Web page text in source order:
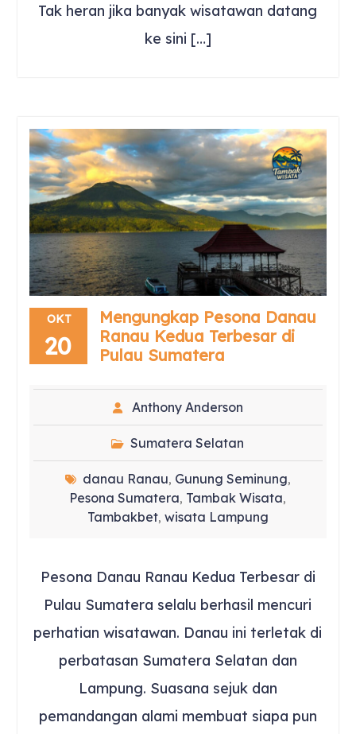
Tak heran jika banyak wisatawan datang
ke sini […]
OKT
20
Mengungkap Pesona Danau
Ranau Kedua Terbesar di
Pulau Sumatera
Anthony Anderson
Sumatera Selatan
danau Ranau, Gunung Seminung,
Pesona Sumatera, Tambak Wisata,
Tambakbet, wisata Lampung
Pesona Danau Ranau Kedua Terbesar di
Pulau Sumatera selalu berhasil mencuri
perhatian wisatawan. Danau ini terletak di
perbatasan Sumatera Selatan dan
Lampung. Suasana sejuk dan
pemandangan alami membuat siapa pun